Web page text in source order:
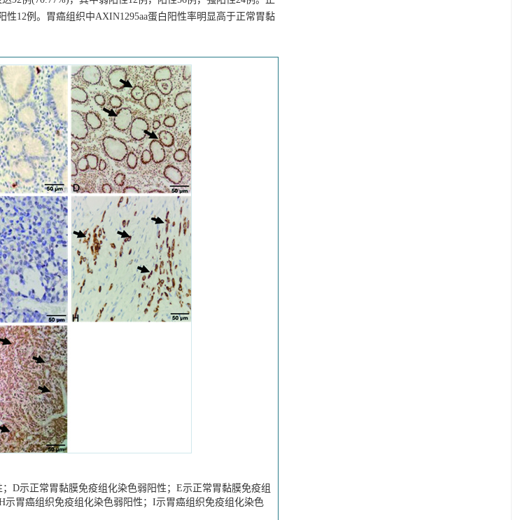
性12例。胃癌组织中AXIN1295aa蛋白阳性率明显高于正常胃黏
D示正常胃黏膜免疫组化染色弱阳性；E示正常胃黏膜免疫组
胃癌组织免疫组化染色弱阳性；I示胃癌组织免疫组化染色